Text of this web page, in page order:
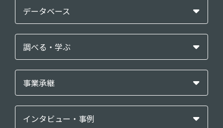
データベース
調べる・学ぶ
事業承継
インタビュー・事例